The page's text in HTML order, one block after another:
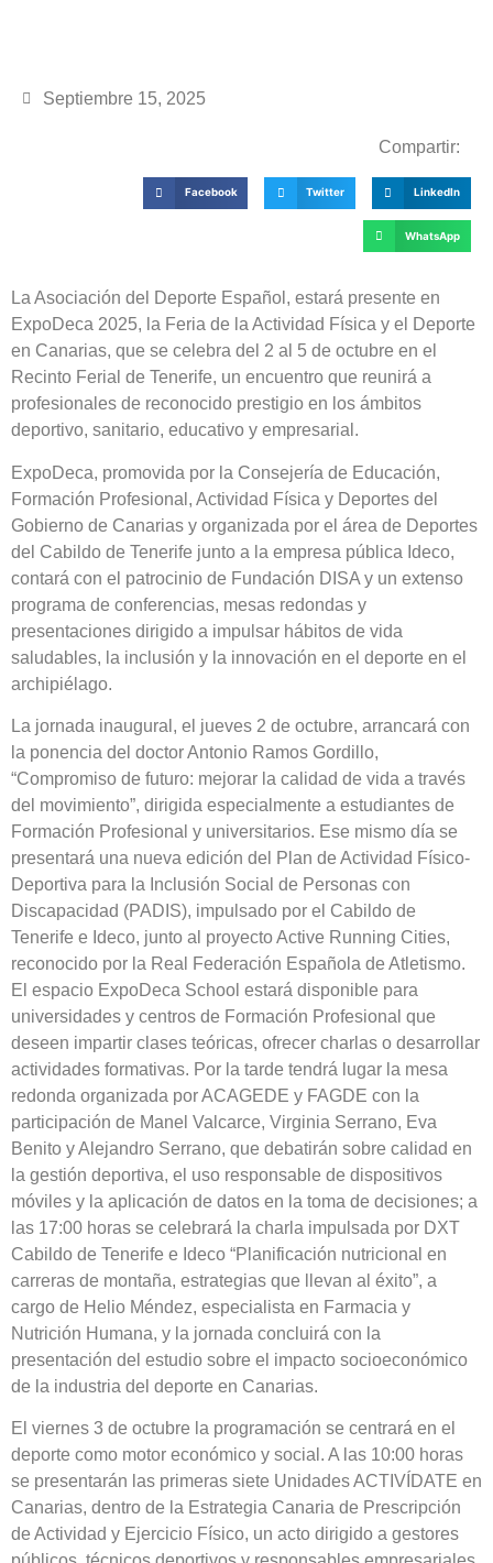
Septiembre 15, 2025
Compartir:
Facebook Twitter LinkedIn
WhatsApp
La Asociación del Deporte Español, estará presente en
ExpoDeca 2025, la Feria de la Actividad Física y el Deporte
en Canarias, que se celebra del 2 al 5 de octubre en el
Recinto Ferial de Tenerife, un encuentro que reunirá a
profesionales de reconocido prestigio en los ámbitos
deportivo, sanitario, educativo y empresarial.
ExpoDeca, promovida por la Consejería de Educación,
Formación Profesional, Actividad Física y Deportes del
Gobierno de Canarias y organizada por el área de Deportes
del Cabildo de Tenerife junto a la empresa pública Ideco,
contará con el patrocinio de Fundación DISA y un extenso
programa de conferencias, mesas redondas y
presentaciones dirigido a impulsar hábitos de vida
saludables, la inclusión y la innovación en el deporte en el
archipiélago.
La jornada inaugural, el jueves 2 de octubre, arrancará con
la ponencia del doctor Antonio Ramos Gordillo,
“Compromiso de futuro: mejorar la calidad de vida a través
del movimiento”, dirigida especialmente a estudiantes de
Formación Profesional y universitarios. Ese mismo día se
presentará una nueva edición del Plan de Actividad Físico-
Deportiva para la Inclusión Social de Personas con
Discapacidad (PADIS), impulsado por el Cabildo de
Tenerife e Ideco, junto al proyecto Active Running Cities,
reconocido por la Real Federación Española de Atletismo.
El espacio ExpoDeca School estará disponible para
universidades y centros de Formación Profesional que
deseen impartir clases teóricas, ofrecer charlas o desarrollar
actividades formativas. Por la tarde tendrá lugar la mesa
redonda organizada por ACAGEDE y FAGDE con la
participación de Manel Valcarce, Virginia Serrano, Eva
Benito y Alejandro Serrano, que debatirán sobre calidad en
la gestión deportiva, el uso responsable de dispositivos
móviles y la aplicación de datos en la toma de decisiones; a
las 17:00 horas se celebrará la charla impulsada por DXT
Cabildo de Tenerife e Ideco “Planificación nutricional en
carreras de montaña, estrategias que llevan al éxito”, a
cargo de Helio Méndez, especialista en Farmacia y
Nutrición Humana, y la jornada concluirá con la
presentación del estudio sobre el impacto socioeconómico
de la industria del deporte en Canarias.
El viernes 3 de octubre la programación se centrará en el
deporte como motor económico y social. A las 10:00 horas
se presentarán las primeras siete Unidades ACTIVÍDATE en
Canarias, dentro de la Estrategia Canaria de Prescripción
de Actividad y Ejercicio Físico, un acto dirigido a gestores